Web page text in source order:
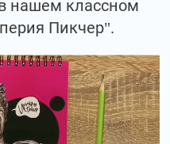
нашем классном
Пикчер".